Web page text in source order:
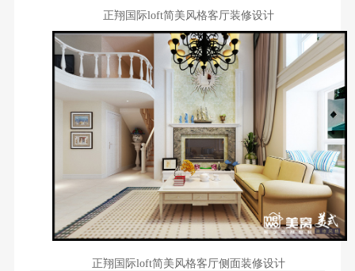
正翔国际loft简美风格客厅装修设计
正翔国际loft简美风格客厅侧面装修设计